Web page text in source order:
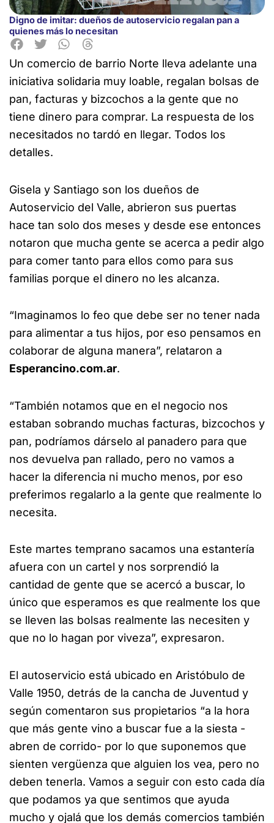
Digno de imitar: dueños de autoservicio regalan pan a
quienes más lo necesitan
Un comercio de barrio Norte lleva adelante una
iniciativa solidaria muy loable, regalan bolsas de
pan, facturas y bizcochos a la gente que no
tiene dinero para comprar. La respuesta de los
necesitados no tardó en llegar. Todos los
detalles.
Gisela y Santiago son los dueños de
Autoservicio del Valle, abrieron sus puertas
hace tan solo dos meses y desde ese entonces
notaron que mucha gente se acerca a pedir algo
para comer tanto para ellos como para sus
familias porque el dinero no les alcanza.
“Imaginamos lo feo que debe ser no tener nada
para alimentar a tus hijos, por eso pensamos en
colaborar de alguna manera”, relataron a
Esperancino.com.ar.
“También notamos que en el negocio nos
estaban sobrando muchas facturas, bizcochos y
pan, podríamos dárselo al panadero para que
nos devuelva pan rallado, pero no vamos a
hacer la diferencia ni mucho menos, por eso
preferimos regalarlo a la gente que realmente lo
necesita.
Este martes temprano sacamos una estantería
afuera con un cartel y nos sorprendió la
cantidad de gente que se acercó a buscar, lo
único que esperamos es que realmente los que
se lleven las bolsas realmente las necesiten y
que no lo hagan por viveza”, expresaron.
El autoservicio está ubicado en Aristóbulo de
Valle 1950, detrás de la cancha de Juventud y
según comentaron sus propietarios “a la hora
que más gente vino a buscar fue a la siesta -
abren de corrido- por lo que suponemos que
sienten vergüenza que alguien los vea, pero no
deben tenerla. Vamos a seguir con esto cada día
que podamos ya que sentimos que ayuda
mucho y ojalá que los demás comercios también